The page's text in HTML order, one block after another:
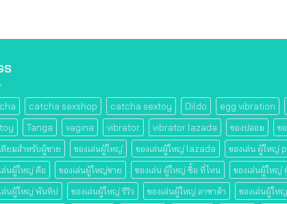
catcha sexshop catcha sextoy Dildo egg vibration
Tanga vagina vibrator vibrator lazada ของปลอม
ข
ทียมสําหรับผู้ชาย
ของเล่นผู้ใหญ่ ของเล่นผู้ใหญ่ lazada
ของเล่น ผู้ใหญ่
ล่นผู้ใหญ่ คือ
ของเล่นผู้ใหญ่ชาย ของเล่น ผู้ใหญ่ ซื้อ ที่ไหน
ของเล่นผู้ใหญ่
ล่นผู้ใหญ่ พันทิป
ของเล่นผู้ใหญ่ รีวิว ของเล่นผู้ใหญ่ ลาซาด้า ของเล่นผู้ให